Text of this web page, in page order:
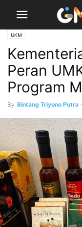
UKM
Peran
Program
By Bintang Triyono Putra -